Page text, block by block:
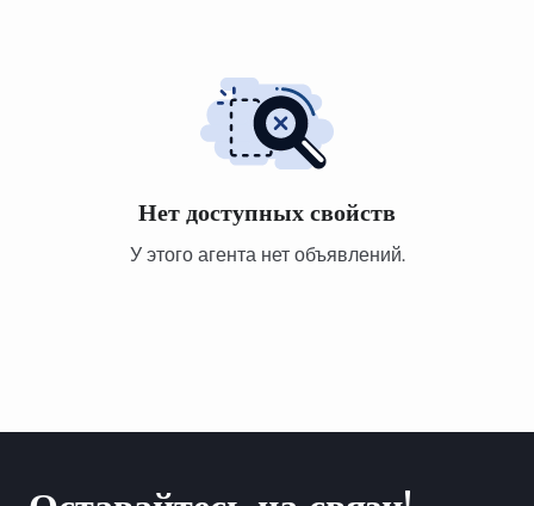
Нет доступных свойств
У этого агента нет объявлений.